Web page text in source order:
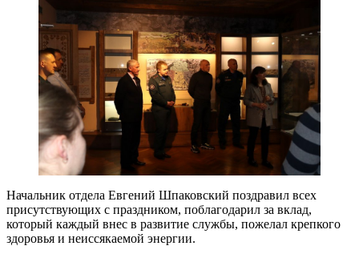
Начальник отдела Евгений Шпаковский поздравил всех
присутствующих с праздником, поблагодарил за вклад,
который каждый внес в развитие службы, пожелал крепкого
здоровья и неиссякаемой энергии.